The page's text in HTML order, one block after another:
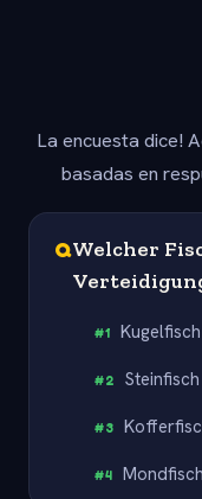
La encuesta dice!
basadas en
QWelcher
#1 Kugelfisch
#2 Steinfisch
#3
#4 Mondfisch